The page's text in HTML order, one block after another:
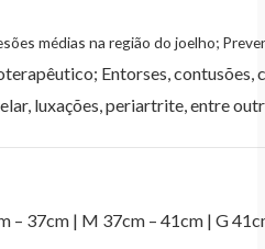
médias na região do joelho;
Entorses, contusões,
luxações, periartrite, entre
– 37cm | M 37cm – 41cm | G